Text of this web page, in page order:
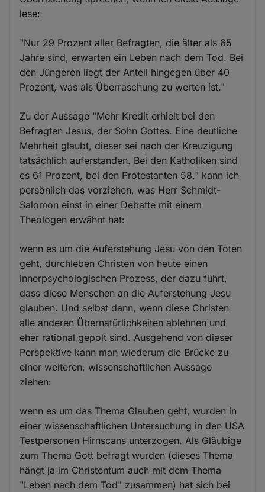
lese:
"Nur 29 Prozent aller Befragten, die älter als 65
Jahre sind, erwarten ein Leben nach dem Tod. Bei
den Jüngeren liegt der Anteil hingegen über 40
Prozent, was als Überraschung zu werten ist."
Zu der Aussage "Mehr Kredit erhielt bei den
Befragten Jesus, der Sohn Gottes. Eine deutliche
Mehrheit glaubt, dieser sei nach der Kreuzigung
tatsächlich auferstanden. Bei den Katholiken sind
es 61 Prozent, bei den Protestanten 58." kann ich
persönlich das vorziehen, was Herr Schmidt-
Salomon einst in einer Debatte mit einem
Theologen erwähnt hat:
wenn es um die Auferstehung Jesu von den Toten
geht, durchleben Christen von heute einen
innerpsychologischen Prozess, der dazu führt,
dass diese Menschen an die Auferstehung Jesu
glauben. Und selbst dann, wenn diese Christen
alle anderen Übernatürlichkeiten ablehnen und
eher rational gepolt sind. Ausgehend von dieser
Perspektive kann man wiederum die Brücke zu
einer weiteren, wissenschaftlichen Aussage
ziehen:
wenn es um das Thema Glauben geht, wurden in
einer wissenschaftlichen Untersuchung in den USA
Testpersonen Hirnscans unterzogen. Als Gläubige
zum Thema Gott befragt wurden (dieses Thema
hängt ja im Christentum auch mit dem Thema
"Leben nach dem Tod" zusammen) hat sich bei